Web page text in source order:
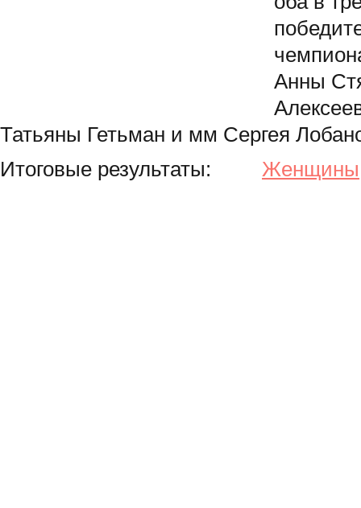
Анны
Татьяны Гетьман и мм Сергея
Итоговые результаты: Женщины